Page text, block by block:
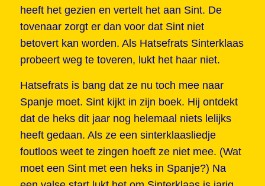
heeft het gezien en vertelt het aan Sint. De
tovenaar zorgt er dan voor dat Sint niet
betovert kan worden. Als Hatsefrats Sinterklaas
probeert weg te toveren, lukt het haar niet.
Hatsefrats is bang dat ze nu toch mee naar
Spanje moet. Sint kijkt in zijn boek. Hij ontdekt
dat de heks dit jaar nog helemaal niets lelijks
heeft gedaan. Als ze een sinterklaasliedje
foutloos weet te zingen hoeft ze niet mee. (Wat
moet een Sint met een heks in Spanje?) Na